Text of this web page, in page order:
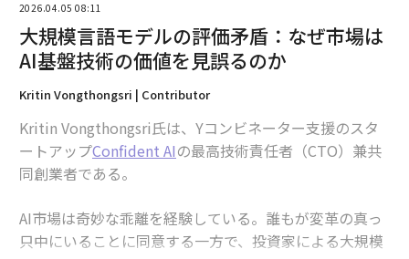
2026.04.05 08:11
大規模言語モデルの評価矛盾：なぜ市場は
AI基盤技術の価値を見誤るのか
Kritin Vongthongsri | Contributor
Kritin Vongthongsri氏は、Yコンビネーター支援のスタ
ートアップConfident AIの最高技術責任者（CTO）兼共
同創業者である。
AI市場は奇妙な乖離を経験している。誰もが変革の真っ
只中にいることに同意する一方で、投資家による大規模